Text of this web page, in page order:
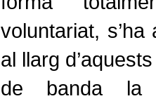
voluntariat,
al llarg
de banda la